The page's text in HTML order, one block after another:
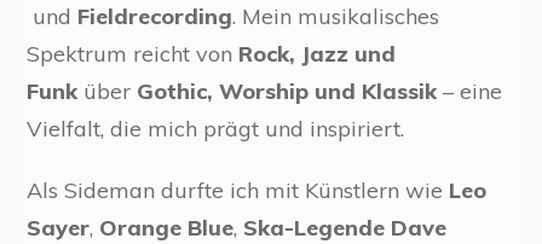
und Fieldrecording. Mein musikalisches
Spektrum reicht von Rock, Jazz und
Funküber Gothic, Worship und Klassik– eine
Vielfalt, die mich prägt und inspiriert.
Als Sideman durfte ich mit Künstlern wie Leo
Sayer, Orange Blue, Ska-Legende Dave